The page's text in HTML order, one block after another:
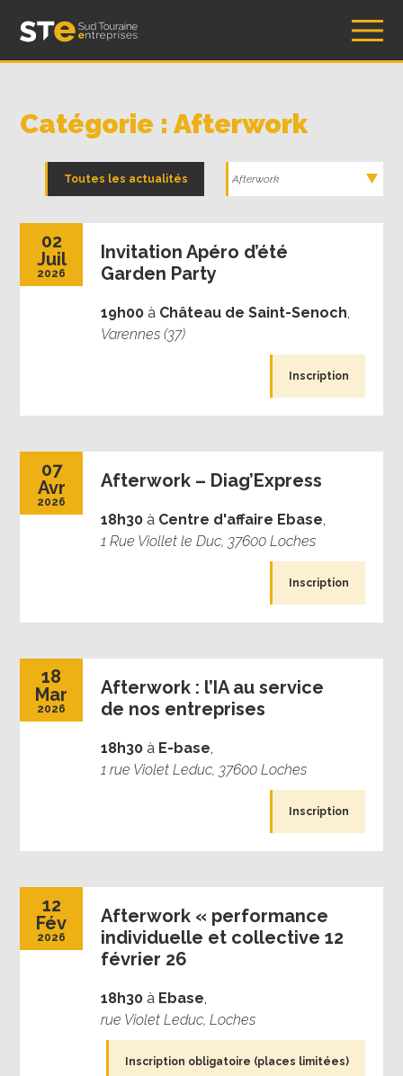
content
Catégorie : Afterwork
Toutes les actualités
02
Juil
2026
Invitation Apéro d’été
Garden Party
19h00 à Château de Saint-Senoch,
Varennes (37)
Inscription
07
Avr
2026
Afterwork – Diag’Express
18h30 à Centre d'affaire Ebase,
1 Rue Viollet le Duc, 37600 Loches
Inscription
18
Mar
2026
Afterwork : l’IA au service
de nos entreprises
18h30 à E-base,
1 rue Violet Leduc, 37600 Loches
Inscription
12
Fév
2026
Afterwork « performance
individuelle et collective 12
février 26
18h30 à Ebase,
rue Violet Leduc, Loches
Inscription obligatoire (places limitées)